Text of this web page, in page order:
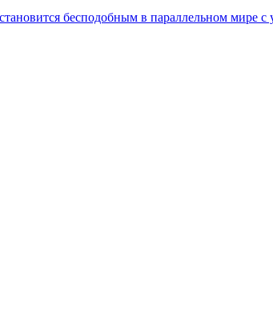
бесподобным в параллельном мире с